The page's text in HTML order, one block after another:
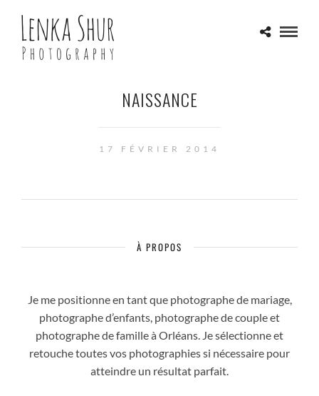
NAISSANCE
17 FÉVRIER 2014
À PROPOS
Je me positionne en tant que photographe de mariage,
photographe d’enfants, photographe de couple et
photographe de famille à Orléans. Je sélectionne et
retouche toutes vos photographies si nécessaire pour
atteindre un résultat parfait.